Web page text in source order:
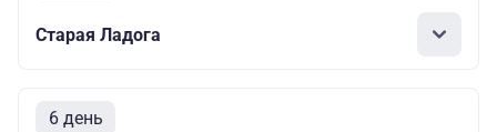
Старая Ладога
6 день